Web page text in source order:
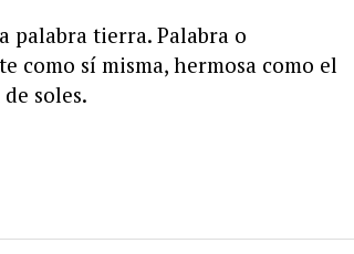
palabra tierra. Palabra o
como sí misma, hermosa como el
soles.